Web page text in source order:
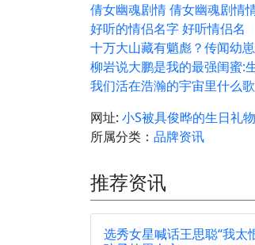
倩女幽魂剧情 倩女幽魂剧情
好听的情侣名字 好听情侣名
十万大山藏有魈彪？传闻幼
柳岩说大鹏是我的最强闺蜜:
我们活在浩瀚的宇宙里什么
网址: 小S被具俊晔的生日礼
所属分类： 品牌资讯
推荐资讯
选秀女星喊话王思聪“我太